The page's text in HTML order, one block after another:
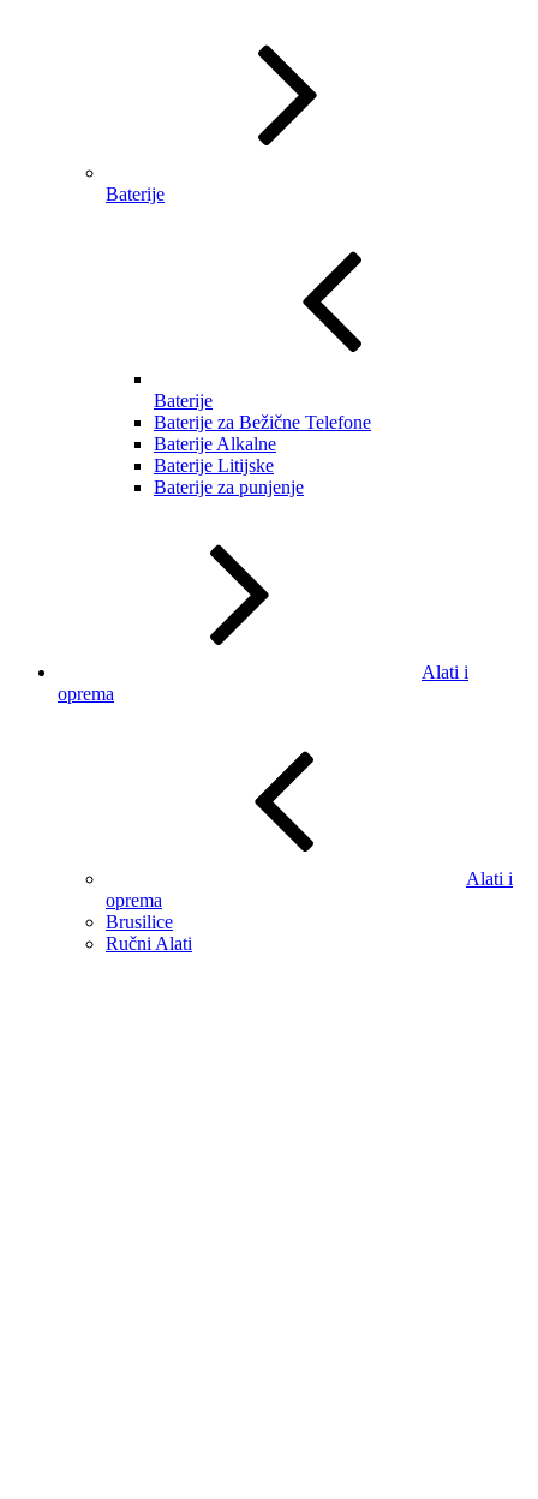
Baterije
Baterije
Baterije za Bežične Telefone
Baterije Alkalne
Baterije Litijske
Baterije za punjenje
Alati i
oprema
Alati i
oprema
Brusilice
Ručni Alati